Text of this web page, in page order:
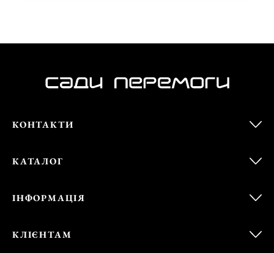
КОНТАКТИ
КАТАЛОГ
ІНФОРМАЦІЯ
КЛІЄНТАМ